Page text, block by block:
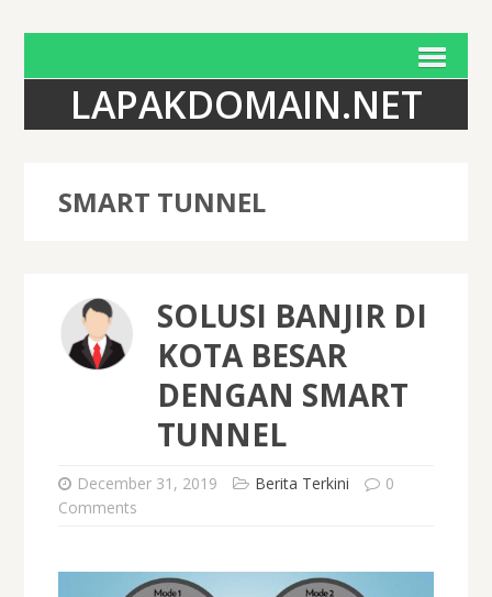
LAPAKDOMAIN.NET
SMART TUNNEL
SOLUSI BANJIR DI
KOTA BESAR
DENGAN SMART
TUNNEL
December 31, 2019 Berita Terkini
0
Comments